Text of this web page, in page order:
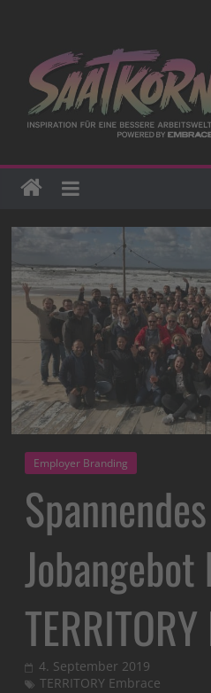
Employer Branding
Spannendes
Jobangebot
4. September 2019
TERRITORY Embrace